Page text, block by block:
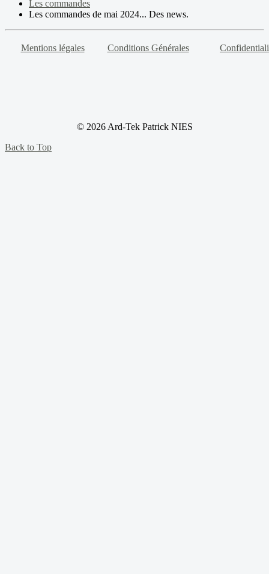
Les commandes
Les commandes de mai 2024... Des news.
Mentions légales Conditions Générales
© 2026 Ard-Tek Patrick NIES
Back to Top